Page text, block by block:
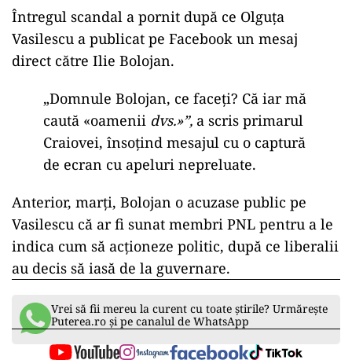
Întregul scandal a pornit după ce Olguța
Vasilescu a publicat pe Facebook un mesaj
direct către Ilie Bolojan.
„Domnule Bolojan, ce faceți? Că iar mă
caută «oamenii dvs.»”, a scris primarul
Craiovei, însoțind mesajul cu o captură
de ecran cu apeluri nepreluate.
Anterior, marți, Bolojan o acuzase public pe
Vasilescu că ar fi sunat membri PNL pentru a le
indica cum să acționeze politic, după ce liberalii
au decis să iasă de la guvernare.
Vrei să fii mereu la curent cu toate știrile? Urmărește
Puterea.ro și pe canalul de WhatsApp